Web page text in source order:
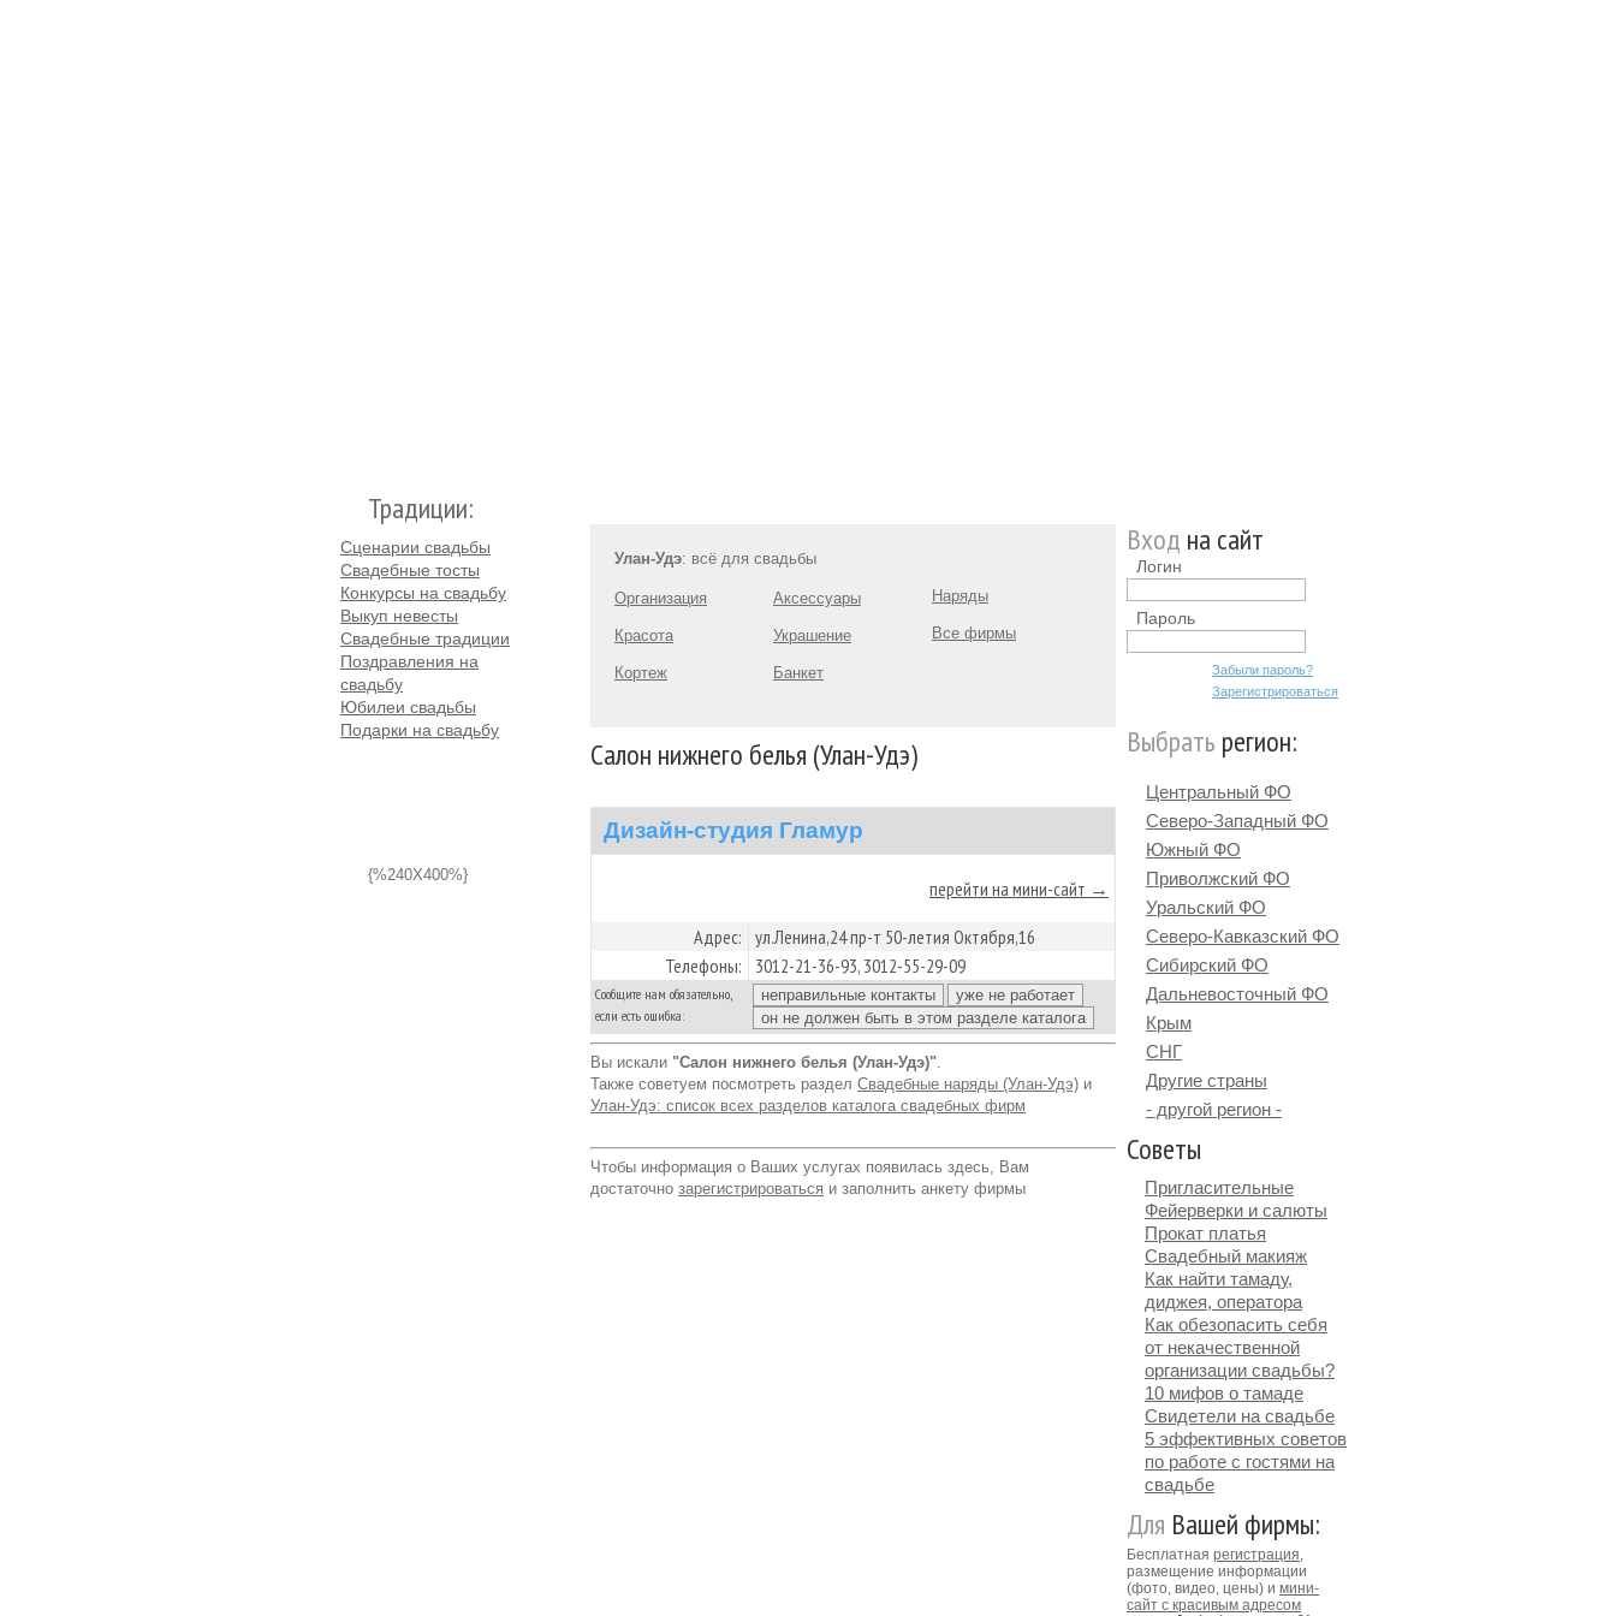
Традиции:
Сценарии свадьбы
Свадебные тосты
Конкурсы на свадьбу
Выкуп невесты
Свадебные традиции
Поздравления на
свадьбу
Юбилеи свадьбы
Подарки на свадьбу
{%240X400%}
Улан-Удэ: всё для свадьбы
Организация
Красота
Кортеж
Аксессуары
Украшение
Банкет
Наряды
Все фирмы
Салон нижнего белья (Улан-Удэ)
Дизайн-студия Гламур
перейти на мини-сайт →
Адрес: ул.Ленина,24 пр-т 50-летия Октября,16
Телефоны:
3012-21-36-93, 3012-55-29-09
Сообщите нам обязательно,
если есть ошибка:
Вы искали "Салон нижнего белья (Улан-Удэ)".
Также советуем посмотреть раздел Свадебные наряды (Улан-Удэ) и
Улан-Удэ: список всех разделов каталога свадебных фирм
Чтобы информация о Ваших услугах появилась здесь, Вам
достаточно зарегистрироваться и заполнить анкету фирмы
Вход на сайт
Логин
Пароль
Забыли пароль?
Зарегистрироваться
Выбрать регион:
Центральный ФО
Северо-Западный ФО
Южный ФО
Приволжский ФО
Уральский ФО
Северо-Кавказский ФО
Сибирский ФО
Дальневосточный ФО
Крым
СНГ
Другие страны
- другой регион -
Советы
Пригласительные
Фейерверки и салюты
Прокат платья
Свадебный макияж
Как найти тамаду,
диджея, оператора
Как обезопасить себя
от некачественной
организации свадьбы?
10 мифов о тамаде
Свидетели на свадьбе
5 эффективных советов
по работе с гостями на
свадьбе
Для Вашей фирмы:
Бесплатная регистрация,
размещение информации
(фото, видео, цены) и мини-
сайт с красивым адресом